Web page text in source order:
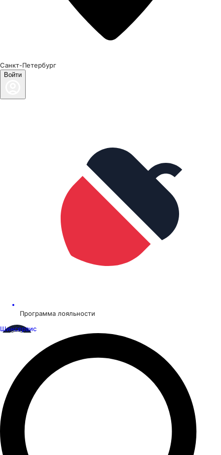
Санкт-Петербург
Войти
Программа лояльности
Шинсервис